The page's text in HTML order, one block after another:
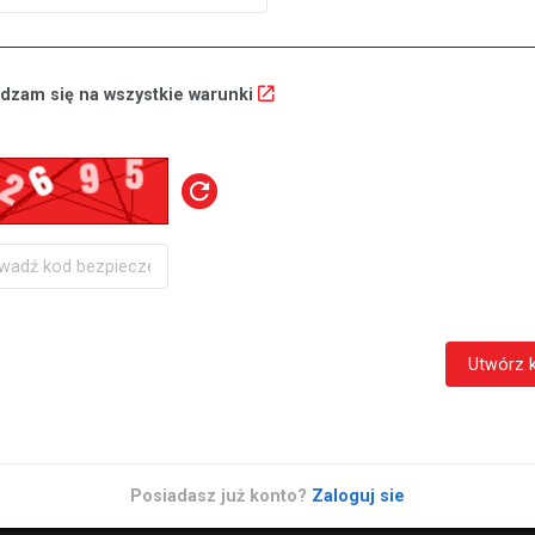
się na wszystkie warunki
Utwórz
Posiadasz już konto? Zaloguj sie